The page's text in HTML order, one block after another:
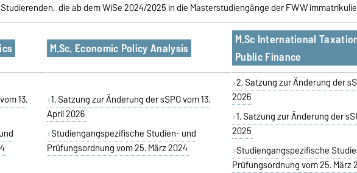
die ab dem WiSe 2024/2025 in die Masterstudiengänge der FWW
M.Sc. Economic Policy Analysis
M.Sc International
Public Finance
13.
1. Satzung zur Änderung der sSPO vom 13.
April 2026
Studiengangspezifische Studien- und
Prüfungsordnung vom 25. März 2024
2. Satzung zur Änderung der
2026
1. Satzung zur Änderung der
2025
Studiengangspezifische
Prüfungsordnung vom 25. März